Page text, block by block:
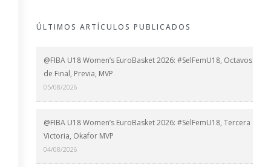
ÚLTIMOS ARTÍCULOS PUBLICADOS
@FIBA U18 Women’s EuroBasket 2026: #SelFemU18, Octavos
de Final, Previa, MVP
05/08/2026
@FIBA U18 Women’s EuroBasket 2026: #SelFemU18, Tercera
Victoria, Okafor MVP
04/08/2026